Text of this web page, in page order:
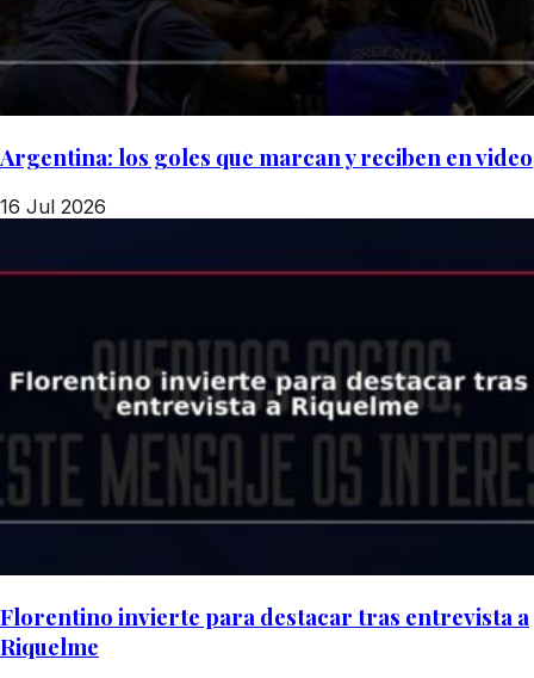
Argentina: los goles que marcan y reciben en video
16 Jul 2026
Florentino invierte para destacar tras entrevista a
Riquelme